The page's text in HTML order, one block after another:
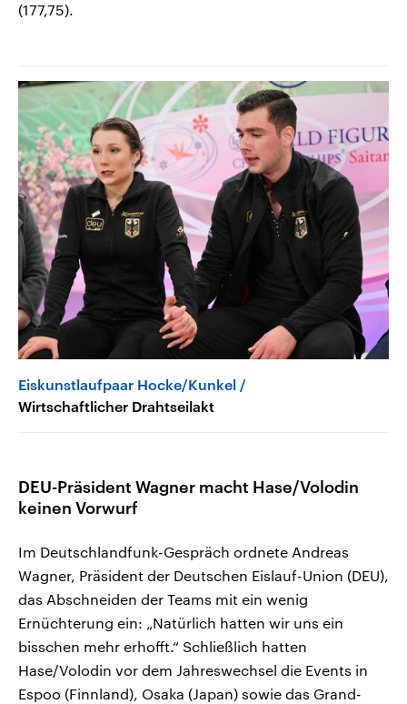
(177,75).
Eiskunstlaufpaar Hocke/Kunkel
Wirtschaftlicher Drahtseilakt
DEU-Präsident Wagner macht Hase/Volodin
keinen Vorwurf
Im Deutschlandfunk-Gespräch ordnete Andreas
Wagner, Präsident der Deutschen Eislauf-Union (DEU),
das Abschneiden der Teams mit ein wenig
Ernüchterung ein: „Natürlich hatten wir uns ein
bisschen mehr erhofft.“ Schließlich hatten
Hase/Volodin vor dem Jahreswechsel die Events in
Espoo (Finnland), Osaka (Japan) sowie das Grand-